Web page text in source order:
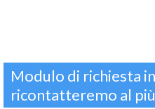
Modulo di richiesta
ricontatteremo al